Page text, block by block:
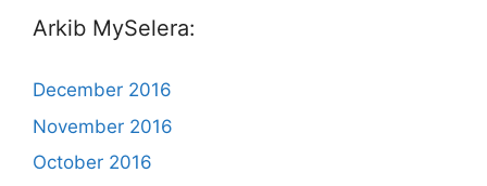
Arkib MySelera:
December 2016
November 2016
October 2016